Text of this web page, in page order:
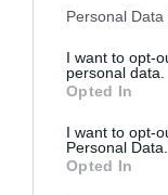
Personal
I want to opt-
personal data.
Opted In
I want to opt-
Personal Data.
Opted In
Marcelo
historia, de
desmontar la
cristiano"